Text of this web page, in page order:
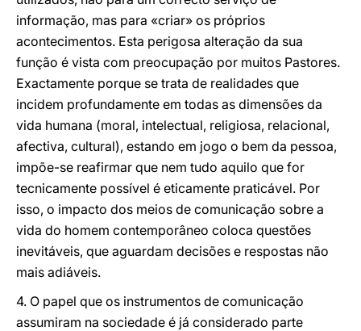
informação, mas para «criar» os próprios
acontecimentos. Esta perigosa alteração da sua
função é vista com preocupação por muitos Pastores.
Exactamente porque se trata de realidades que
incidem profundamente em todas as dimensões da
vida humana (moral, intelectual, religiosa, relacional,
afectiva, cultural), estando em jogo o bem da pessoa,
impõe-se reafirmar que nem tudo aquilo que for
tecnicamente possível é eticamente praticável. Por
isso, o impacto dos meios de comunicação sobre a
vida do homem contemporâneo coloca questões
inevitáveis, que aguardam decisões e respostas não
mais adiáveis.
4. O papel que os instrumentos de comunicação
assumiram na sociedade é já considerado parte